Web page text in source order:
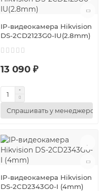
IP-видеокамера Hikvision
DS-2CD2123G0-IU(2.8mm)
13 090 ₽
Спрашивать у менеджеров
IP-видеокамера Hikvision
DS-2CD2343G0-I (4mm)